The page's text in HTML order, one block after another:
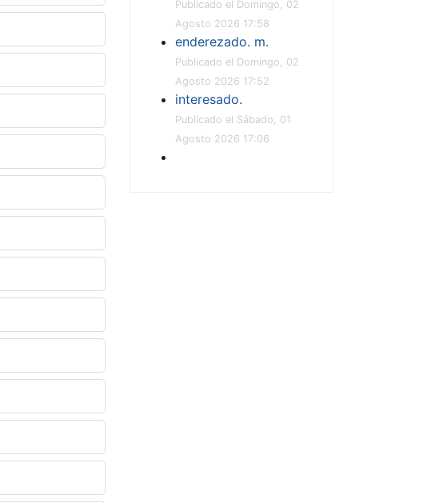
Publicado el Domingo, 02
Agosto 2026 17:58
enderezado. m.
Publicado el Domingo, 02
Agosto 2026 17:52
interesado.
Publicado el Sábado, 01
Agosto 2026 17:06